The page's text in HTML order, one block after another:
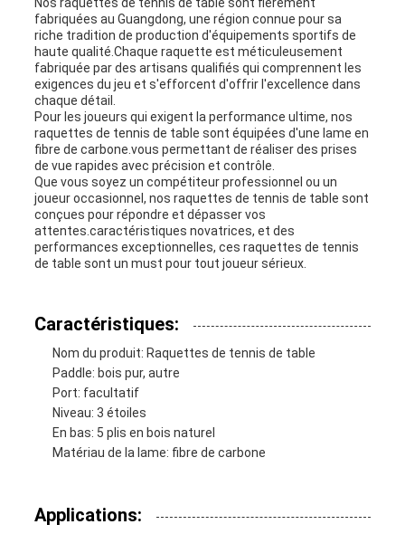
Nos raquettes de tennis de table sont fièrement
fabriquées au Guangdong, une région connue pour sa
riche tradition de production d'équipements sportifs de
haute qualité.Chaque raquette est méticuleusement
fabriquée par des artisans qualifiés qui comprennent les
exigences du jeu et s'efforcent d'offrir l'excellence dans
chaque détail.
Pour les joueurs qui exigent la performance ultime, nos
raquettes de tennis de table sont équipées d'une lame en
fibre de carbone.vous permettant de réaliser des prises
de vue rapides avec précision et contrôle.
Que vous soyez un compétiteur professionnel ou un
joueur occasionnel, nos raquettes de tennis de table sont
conçues pour répondre et dépasser vos
attentes.caractéristiques novatrices, et des
performances exceptionnelles, ces raquettes de tennis
de table sont un must pour tout joueur sérieux.
Caractéristiques:
Nom du produit: Raquettes de tennis de table
Paddle: bois pur, autre
Port: facultatif
Niveau: 3 étoiles
En bas: 5 plis en bois naturel
Matériau de la lame: fibre de carbone
Applications: